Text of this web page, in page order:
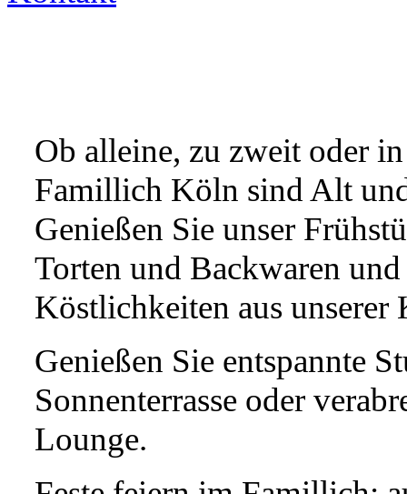
Ob alleine, zu zweit oder
Famillich Köln sind Alt
Genießen Sie unser
Torten und Backwaren
Köstlichkeiten aus unserer
Genießen Sie entspannte
Sonnenterrasse oder
Lounge.